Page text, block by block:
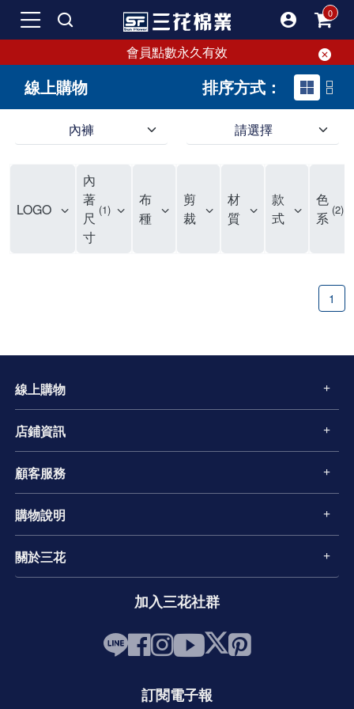
會員點數永久有效
線上購物 排序方式：
內褲 請選擇
LOGO
內
著
尺
寸
1
布
種
剪
裁
材
質
款
式
色
系 2
1
線上購物
店鋪資訊
顧客服務
購物說明
關於三花
加入三花社群
訂閱電子報